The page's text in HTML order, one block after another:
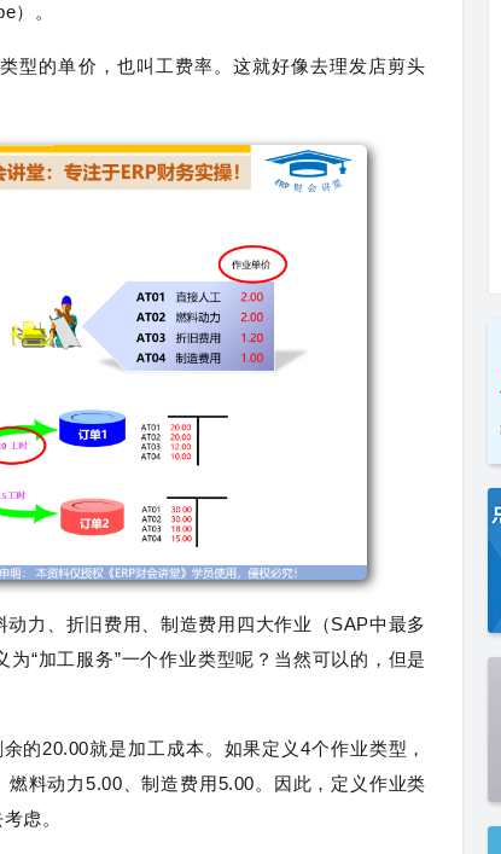
）。
型的单价，也叫工费率。这就好像去理发店剪头
力、折旧费用、制造费用四大作业（SAP中最多
“加工服务”一个作业类型呢？ 当然可以的，但是
的20.00就是加工成本。如果定义4个作业类型，
料动力5.00、制造费用5.00。因此，定义作业类
虑。